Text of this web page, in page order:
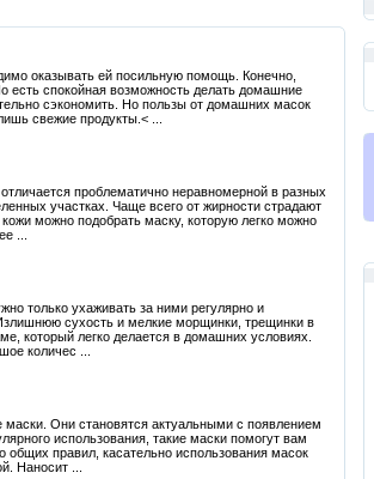
оказывать ей посильную помощь. Конечно,
есть спокойная возможность делать домашние
сэкономить. Но пользы от домашних масок
свежие продукты.< ...
проблематично неравномерной в разных
участках. Чаще всего от жирности страдают
можно подобрать маску, которую легко можно
...
только ухаживать за ними регулярно и
сухость и мелкие морщинки, трещинки в
который легко делается в домашних условиях.
количес ...
Они становятся актуальными с появлением
использования, такие маски помогут вам
общих правил, касательно использования масок
Наносит ...